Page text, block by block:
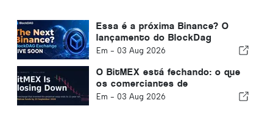
Essa é a próxima Binance? O
lançamento do BlockDag
Exchange pode iniciar o rally de
ADA Price
Em - 03 Aug 2026
O BitMEX está fechando: o que
os comerciantes de
criptomoedas devem fazer antes
Em - 03 Aug 2026